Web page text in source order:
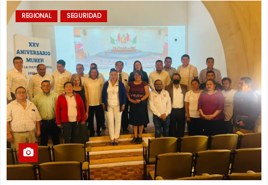
REGIONAL SEGURIDAD